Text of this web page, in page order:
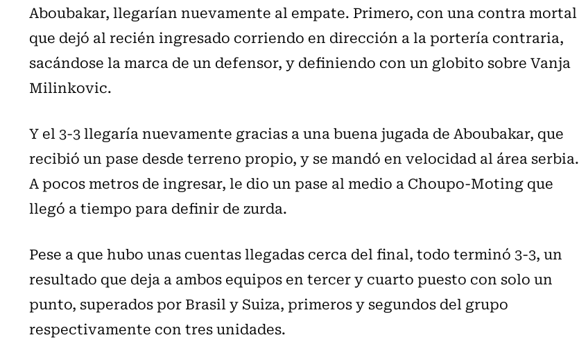
Aboubakar, llegarían nuevamente al empate. Primero, con una contra mortal
que dejó al recién ingresado corriendo en dirección a la portería contraria,
sacándose la marca de un defensor, y definiendo con un globito sobre Vanja
Milinkovic.
Y el 3-3 llegaría nuevamente gracias a una buena jugada de Aboubakar, que
recibió un pase desde terreno propio, y se mandó en velocidad al área serbia.
A pocos metros de ingresar, le dio un pase al medio a Choupo-Moting que
llegó a tiempo para definir de zurda.
Pese a que hubo unas cuentas llegadas cerca del final, todo terminó 3-3, un
resultado que deja a ambos equipos en tercer y cuarto puesto con solo un
punto, superados por Brasil y Suiza, primeros y segundos del grupo
respectivamente con tres unidades.